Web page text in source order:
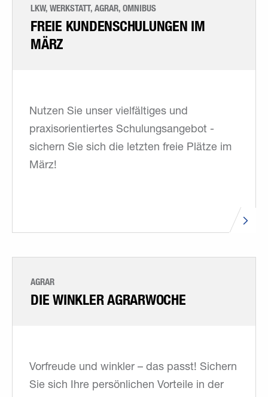
LKW, WERKSTATT, AGRAR, OMNIBUS
FREIE KUNDENSCHULUNGEN IM
MÄRZ
Nutzen Sie unser vielfältiges und
praxisorientiertes Schulungsangebot -
sichern Sie sich die letzten freie Plätze im
März!
AGRAR
DIE WINKLER AGRARWOCHE
Vorfreude und winkler – das passt! Sichern
Sie sich Ihre persönlichen Vorteile in der